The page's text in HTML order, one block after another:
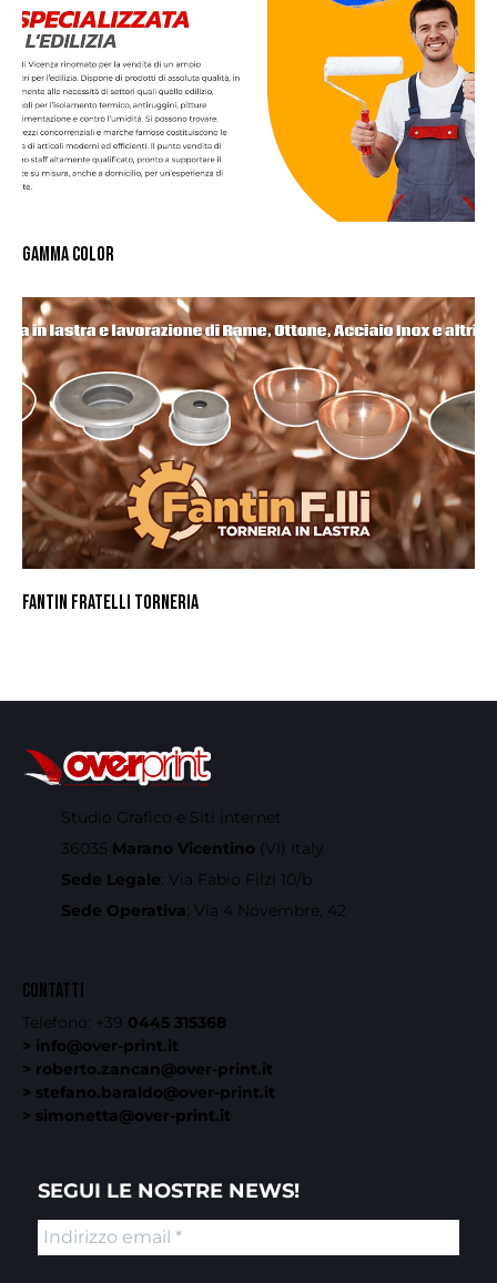
GAMMA COLOR
FANTIN FRATELLI TORNERIA
Studio Grafico e Siti internet
36035 Marano Vicentino (VI) Italy
Sede Legale: Via Fabio Filzi 10/b
Sede Operativa: Via 4 Novembre, 42
CONTATTI
Telefono: +39 0445 315368
> info@over-print.it
> roberto.zancan@over-print.it
> stefano.baraldo@over-print.it
> simonetta@over-print.it
SEGUI LE NOSTRE NEWS!